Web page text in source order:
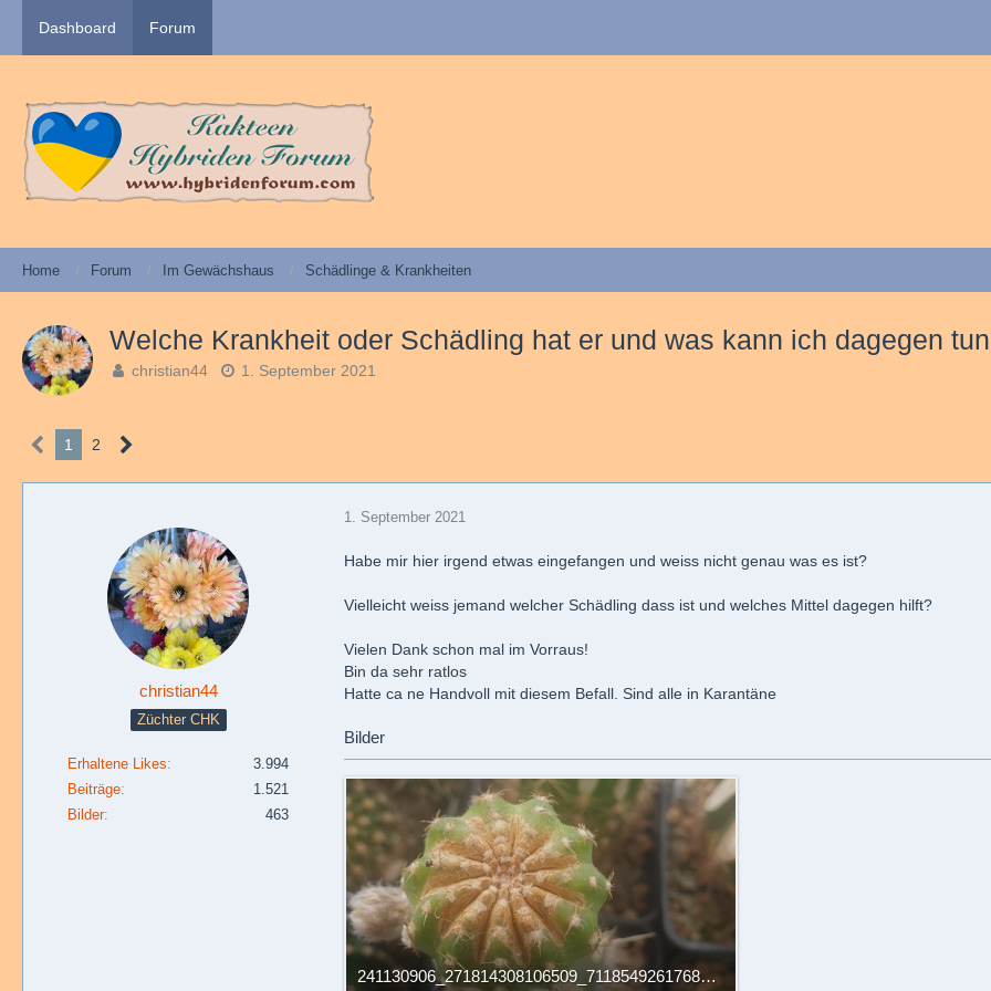
Dashboard Forum
Home Forum Im Gewächshaus Schädlinge & Krankheiten
Welche Krankheit oder Schädling hat er und was kann ich dagegen
christian44 1. September 2021
1 2
christian44
Züchter CHK
Erhaltene Likes
3.994
Beiträge
1.521
Bilder
463
1. September 2021
Habe mir hier irgend etwas eingefangen und weiss nicht genau was es ist?
Vielleicht weiss jemand welcher Schädling dass ist und welches Mittel dagegen hilft?
Vielen Dank schon mal im Vorraus!
Bin da sehr ratlos
Hatte ca ne Handvoll mit diesem Befall. Sind alle in Karantäne
Bilder
241130906_271814308106509_71185492617683790_n.jpg